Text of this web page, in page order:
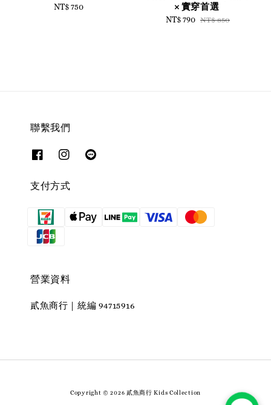
Regular
NT$ 750
× 實穿首選
Sale
NT$ 790 Regular
NT$ 850
聯繫我們
支付方式
營業資料
貳魚商行｜統編 94715916
Copyright © 2026 貳魚商行 Kids Collection